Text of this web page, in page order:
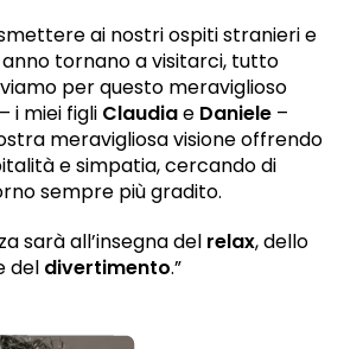
ai nostri ospiti stranieri e
anno tornano a visitarci, tutto
per questo meraviglioso
i miei figli Claudiae Daniele –
meravigliosa visione offrendo
e simpatia, cercando di
sempre più gradito.
sarà all’insegna del relax, dello
del divertimento.”